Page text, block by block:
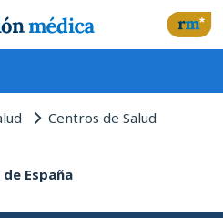
Centros de Salud
España